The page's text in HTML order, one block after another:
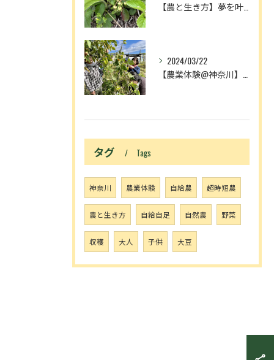
2024/03/22
タグ Tags
神奈川 農業体験 自給農 超時短農
農と生き方 自給自足 自然農 野菜
収穫 大人 子供 大豆